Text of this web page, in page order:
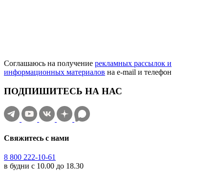
Соглашаюсь на получение рекламных рассылок и
информационных материалов на e‑mail и телефон
ПОДПИШИТЕСЬ НА НАС
Свяжитесь с нами
8 800 222-10-61
в будни с 10.00 до 18.30